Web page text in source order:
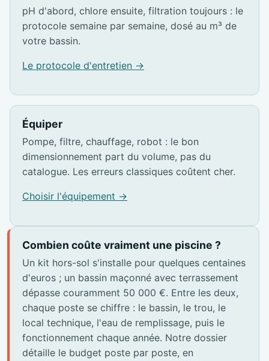
pH d'abord, chlore ensuite, filtration toujours : le
protocole semaine par semaine, dosé au m³ de
votre bassin.
Le protocole d'entretien →
Équiper
Pompe, filtre, chauffage, robot : le bon
dimensionnement part du volume, pas du
catalogue. Les erreurs classiques coûtent cher.
Choisir l'équipement →
Combien coûte vraiment une piscine ?
Un kit hors-sol s'installe pour quelques centaines
d'euros ; un bassin maçonné avec terrassement
dépasse couramment 50 000 €. Entre les deux,
chaque poste se chiffre : le bassin, le trou, le
local technique, l'eau de remplissage, puis le
fonctionnement chaque année. Notre dossier
détaille le budget poste par poste, en